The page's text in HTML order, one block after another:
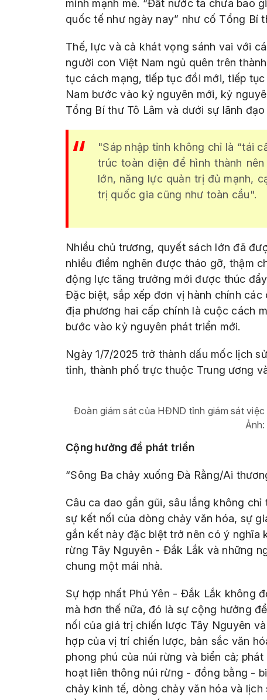
mình mạnh mẽ. “Đất nước ta chưa bao
quốc tế như ngày nay” như cố Tổng Bí
Thế, lực và cả khát vọng sánh vai với
người con Việt Nam ngủ quên trên
tục cách mạng, tiếp tục đổi mới, tiếp
Nam bước vào kỷ nguyên mới, kỷ
Tổng Bí thư Tô Lâm và dưới sự lãnh
"Sáp nhập tỉnh không chỉ là “tái
trúc toàn diện để hình thành
lớn, năng lực quản trị đủ mạnh,
trị quốc gia cũng như toàn cầu".
Nhiều chủ trương, quyết sách lớn đã
nhiều điểm nghẽn được tháo gỡ, thậm
động lực tăng trưởng mới được thúc
Đặc biệt, sắp xếp đơn vị hành chính
địa phương hai cấp chính là cuộc cách
bước vào kỷ nguyên phát triển mới.
Ngày 1/7/2025 trở thành dấu mốc lịch
tỉnh, thành phố trực thuộc Trung ương
Đoàn giám sát của HĐND tỉnh giám sát
Cộng hưởng để phát triển
“Sông Ba chảy xuống Đà Rằng/Ai
Câu ca dao gần gũi, sâu lắng không
sự kết nối của dòng chảy văn hóa, sự
gắn kết này đặc biệt trở nên có ý nghĩa
rừng Tây Nguyên - Đắk Lắk và những
chung một mái nhà.
Sự hợp nhất Phú Yên - Đắk Lắk không
mà hơn thế nữa, đó là sự cộng hưởng
nối của giá trị chiến lược Tây Nguyên
hợp của vị trí chiến lược, bản sắc văn
phong phú của núi rừng và biển cả;
hoạt liên thông núi rừng - đồng bằng -
chảy kinh tế, dòng chảy văn hóa và